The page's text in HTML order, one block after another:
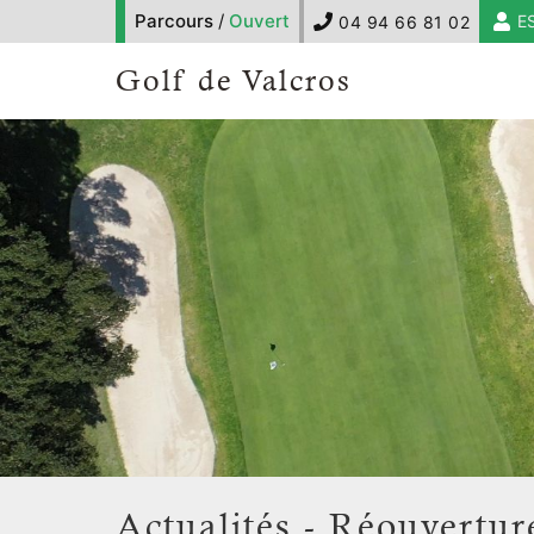
Parcours / Ouvert 04 94 66 81 02
Golf de Valcros